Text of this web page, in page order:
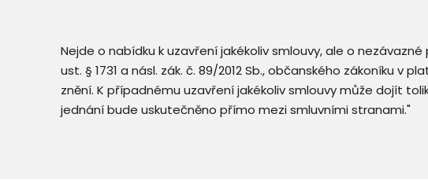
Nejde o nabídku k uzavření jakékoliv smlouvy, ale o
ust. § 1731 a násl. zák. č. 89/2012 Sb., občanského zákoníku v
znění. K případnému uzavření jakékoliv smlouvy může dojít
jednání bude uskutečněno přímo mezi smluvními stranami."